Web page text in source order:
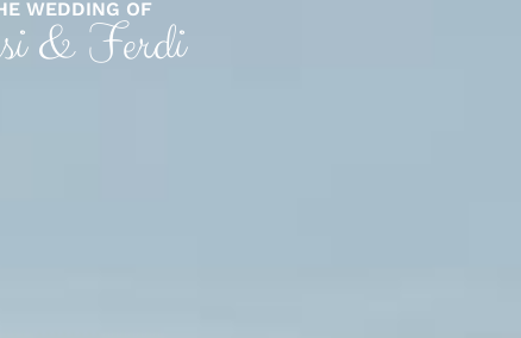
WEDDING OF
& Ferdi